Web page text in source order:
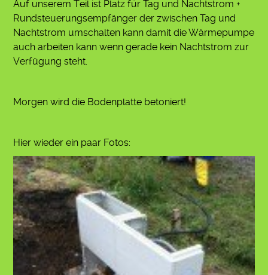
Auf unserem Teil ist Platz für Tag und Nachtstrom +
Rundsteuerungsempfänger der zwischen Tag und
Nachtstrom umschalten kann damit die Wärmepumpe
auch arbeiten kann wenn gerade kein Nachtstrom zur
Verfügung steht.
Morgen wird die Bodenplatte betoniert!
Hier wieder ein paar Fotos: